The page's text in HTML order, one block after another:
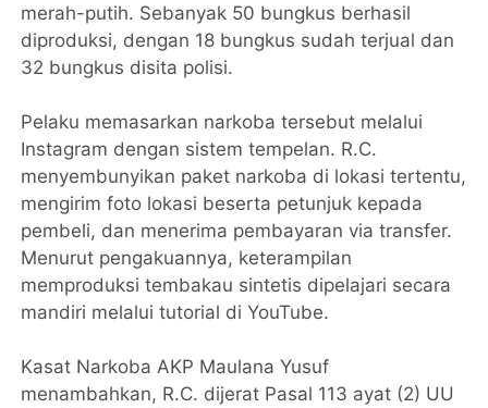
merah-putih. Sebanyak 50 bungkus berhasil
diproduksi, dengan 18 bungkus sudah terjual dan
32 bungkus disita polisi.
Pelaku memasarkan narkoba tersebut melalui
Instagram dengan sistem tempelan. R.C.
menyembunyikan paket narkoba di lokasi tertentu,
mengirim foto lokasi beserta petunjuk kepada
pembeli, dan menerima pembayaran via transfer.
Menurut pengakuannya, keterampilan
memproduksi tembakau sintetis dipelajari secara
mandiri melalui tutorial di YouTube.
Kasat Narkoba AKP Maulana Yusuf
menambahkan, R.C. dijerat Pasal 113 ayat (2) UU